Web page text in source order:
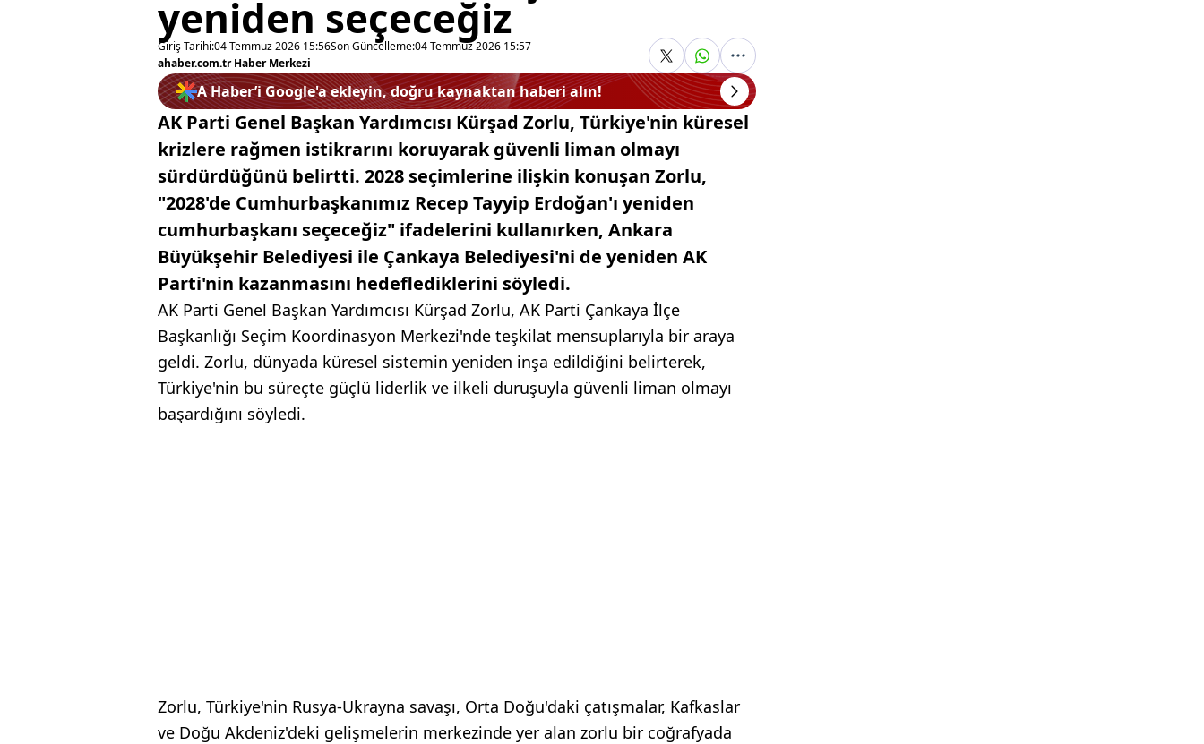
yeniden seçeceğiz
Giriş Tarihi:04 Temmuz 2026 15:56Son Güncelleme:04 Temmuz 2026 15:57
ahaber.com.tr Haber Merkezi
A Haber’i Google'a ekleyin, doğru kaynaktan haberi alın!
AK Parti Genel Başkan Yardımcısı Kürşad Zorlu, Türkiye'nin küresel
krizlere rağmen istikrarını koruyarak güvenli liman olmayı
sürdürdüğünü belirtti. 2028 seçimlerine ilişkin konuşan Zorlu,
"2028'de Cumhurbaşkanımız Recep Tayyip Erdoğan'ı yeniden
cumhurbaşkanı seçeceğiz" ifadelerini kullanırken, Ankara
Büyükşehir Belediyesi ile Çankaya Belediyesi'ni de yeniden AK
Parti'nin kazanmasını hedeflediklerini söyledi.
AK Parti Genel Başkan Yardımcısı Kürşad Zorlu, AK Parti Çankaya İlçe
Başkanlığı Seçim Koordinasyon Merkezi'nde teşkilat mensuplarıyla bir araya
geldi. Zorlu, dünyada küresel sistemin yeniden inşa edildiğini belirterek,
Türkiye'nin bu süreçte güçlü liderlik ve ilkeli duruşuyla güvenli liman olmayı
başardığını söyledi.
Zorlu, Türkiye'nin Rusya-Ukrayna savaşı, Orta Doğu'daki çatışmalar, Kafkaslar
ve Doğu Akdeniz'deki gelişmelerin merkezinde yer alan zorlu bir coğrafyada